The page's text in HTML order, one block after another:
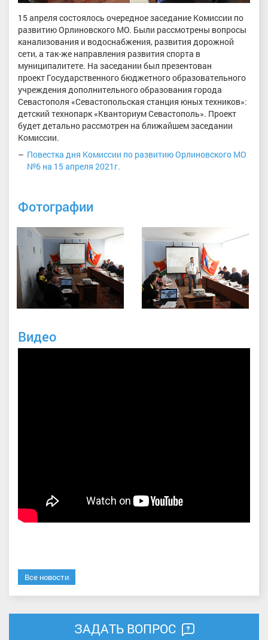
15 апреля состоялось очередное заседание Комиссии по
развитию Орлиновского МО. Были рассмотрены вопросы
канализования и водоснабжения, развития дорожной
сети, а так-же направления развития спорта в
муниципалитете. На заседании был презентован
проект Государственного бюджетного образовательного
учреждения дополнительного образования города
Севастополя «Севастопольская станция юных техников»:
детский технопарк «Кванториум Севастополь». Проект
будет детально рассмотрен на ближайшем заседании
Комиссии.
Повестка дня Комиссии по развитию Орлиновского МО
№6 на 15 апреля 2021г.
Фотографии
Видео
Все новости
ЗАДАТЬ ВОПРОС